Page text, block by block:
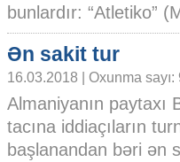
bunlardır: “Atletiko”
Ən sakit tur
16.03.2018 | Oxunma sayı:
Almaniyanın
tacına iddiaçıların
başlanandan bəri ən